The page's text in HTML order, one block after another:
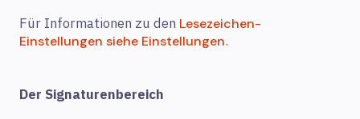
Für Informationen zu den Lesezeichen-
Einstellungen siehe Einstellungen.
Der Signaturenbereich